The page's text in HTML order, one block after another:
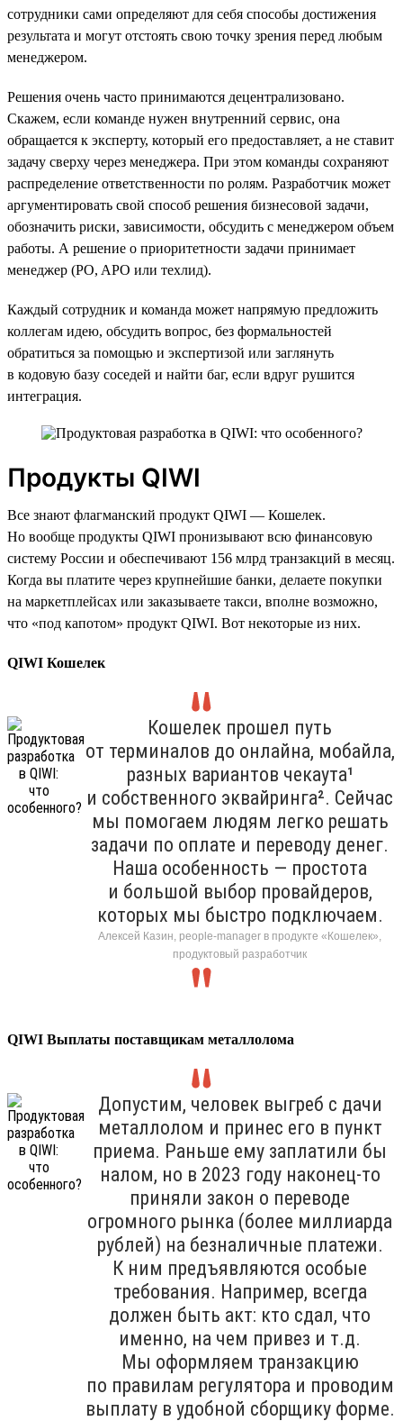
сотрудники сами определяют для себя способы достижения
результата и могут отстоять свою точку зрения перед любым
менеджером.
Решения очень часто принимаются децентрализовано.
Скажем, если команде нужен внутренний сервис, она
обращается к эксперту, который его предоставляет, а не ставит
задачу сверху через менеджера. При этом команды сохраняют
распределение ответственности по ролям. Разработчик может
аргументировать свой способ решения бизнесовой задачи,
обозначить риски, зависимости, обсудить с менеджером объем
работы. А решение о приоритетности задачи принимает
менеджер (PO, APO или техлид).
Каждый сотрудник и команда может напрямую предложить
коллегам идею, обсудить вопрос, без формальностей
обратиться за помощью и экспертизой или заглянуть
в кодовую базу соседей и найти баг, если вдруг рушится
интеграция.
Продукты QIWI
Все знают флагманский продукт QIWI — Кошелек.
Но вообще продукты QIWI пронизывают всю финансовую
систему России и обеспечивают 156 млрд транзакций в месяц.
Когда вы платите через крупнейшие банки, делаете покупки
на маркетплейсах или заказываете такси, вполне возможно,
что «под капотом» продукт QIWI. Вот некоторые из них.
QIWI Кошелек
Кошелек прошел путь
от терминалов до онлайна, мобайла,
разных вариантов чекаута¹
и собственного эквайринга². Сейчас
мы помогаем людям легко решать
задачи по оплате и переводу денег.
Наша особенность — простота
и большой выбор провайдеров,
которых мы быстро подключаем.
Алексей Казин, people-manager в продукте «Кошелек»,
продуктовый разработчик
QIWI Выплаты поставщикам металлолома
Допустим, человек выгреб с дачи
металлолом и принес его в пункт
приема. Раньше ему заплатили бы
налом, но в 2023 году наконец-то
приняли закон о переводе
огромного рынка (более миллиарда
рублей) на безналичные платежи.
К ним предъявляются особые
требования. Например, всегда
должен быть акт: кто сдал, что
именно, на чем привез и т.д.
Мы оформляем транзакцию
по правилам регулятора и проводим
выплату в удобной сборщику форме.